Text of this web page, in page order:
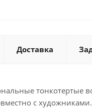
Доставка
с